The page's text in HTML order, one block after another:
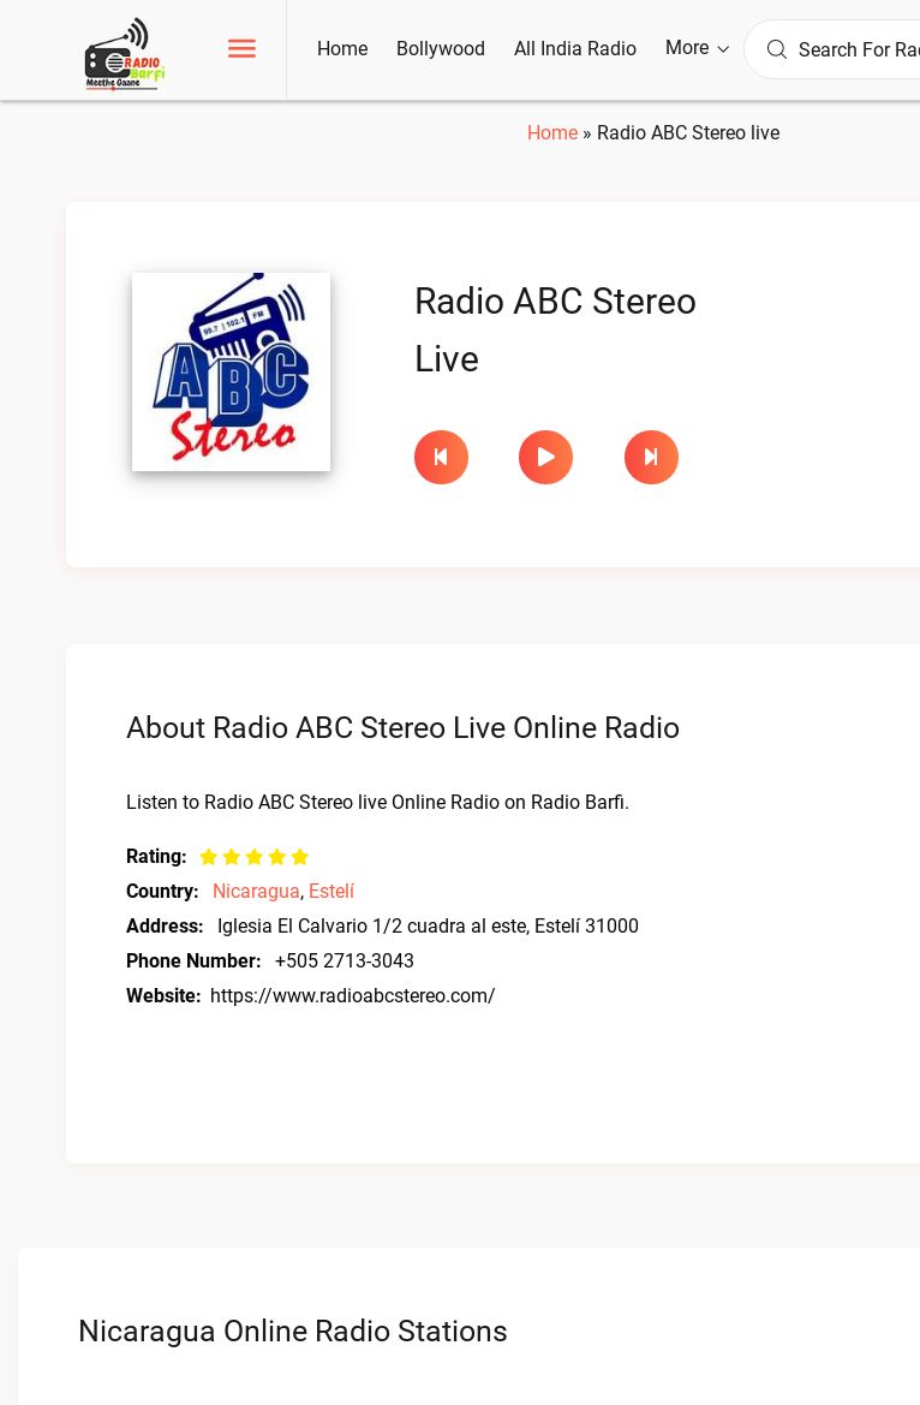
Home Bollywood All India Radio More
Home » Radio ABC Stereo live
Radio ABC Stereo
Live
About Radio ABC Stereo Live Online Radio
Listen to Radio ABC Stereo live Online Radio on Radio Barfi.
Rating:
Country:
Nicaragua, Estelí
Address:
Iglesia El Calvario 1/2 cuadra al este, Estelí 31000
Phone Number:
+505 2713-3043
Website: https://www.radioabcstereo.com/
Nicaragua Online Radio Stations